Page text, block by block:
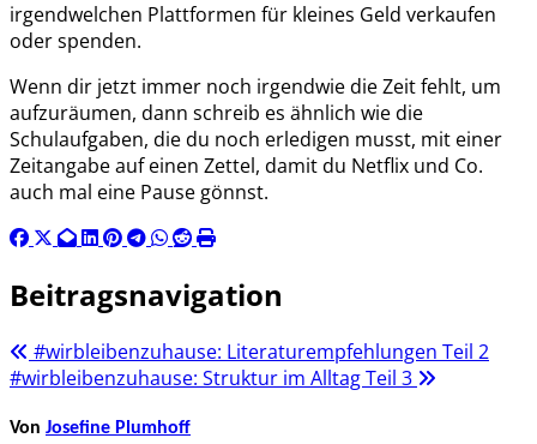
irgendwelchen Plattformen für kleines Geld verkaufen
oder spenden.
Wenn dir jetzt immer noch irgendwie die Zeit fehlt, um
aufzuräumen, dann schreib es ähnlich wie die
Schulaufgaben, die du noch erledigen musst, mit einer
Zeitangabe auf einen Zettel, damit du Netflix und Co.
auch mal eine Pause gönnst.
Beitragsnavigation
#wirbleibenzuhause: Literaturempfehlungen Teil 2
#wirbleibenzuhause: Struktur im Alltag Teil 3
Von Josefine Plumhoff